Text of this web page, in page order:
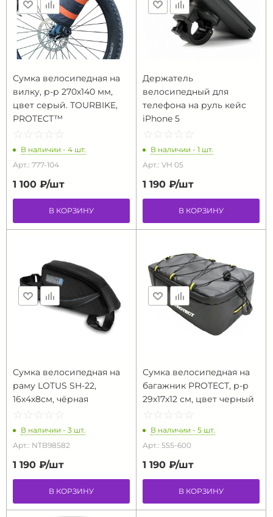
Сумка велосипедная на
вилку, р-р 270х140 мм,
цвет серый. TOURBIKE,
PROTECT™
☆ ☆ ☆ ☆ ☆
★ ★ ★ ★ ★
В наличии - 4 шт.
Арт.: 777-104
1 100 ₽/шт
В КОРЗИНУ
Держатель
велосипедный для
телефона на руль кейс
iPhone 5
☆ ☆ ☆ ☆ ☆
★ ★ ★ ★ ★
В наличии - 1 шт.
Арт.: VH 05
1 190 ₽/шт
В КОРЗИНУ
Сумка велосипедная на
раму LOTUS SH-22,
16х4х8см, чёрная
☆ ☆ ☆ ☆ ☆
★ ★ ★ ★ ★
В наличии - 3 шт.
Арт.: NTB98582
1 190 ₽/шт
В КОРЗИНУ
Сумка велосипедная на
багажник PROTECT, р-р
29х17х12 см, цвет черный
☆ ☆ ☆ ☆ ☆
★ ★ ★ ★ ★
В наличии - 5 шт.
Арт.: 555-600
1 190 ₽/шт
В КОРЗИНУ